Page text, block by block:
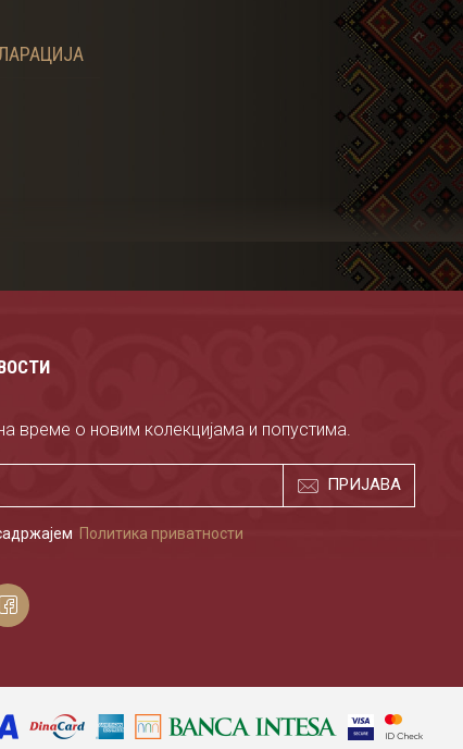
уз строгу контролу квалитета.
време о новим колекцијама и попустима.
ПРИЈАВА
Политика приватности